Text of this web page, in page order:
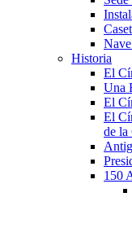
Historia
El
Una
El
El
de la
150